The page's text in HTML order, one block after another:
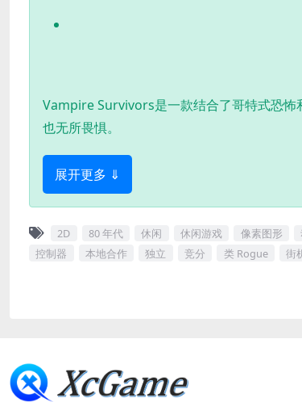
Vampire Survivors是一款结合了哥特式恐怖
也无所畏惧。
展开更多 ⇓
2D 80 年代 休闲 休闲游戏 像素图形
控制器
本地合作 独立 竞分 类 Rogue 街